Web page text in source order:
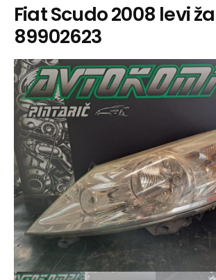
Fiat Scudo 2008 levi
89902623